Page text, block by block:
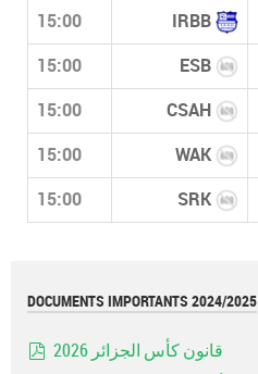
15:00 IRBB
15:00 ESB
15:00 CSAH
15:00 WAK
15:00 SRK
DOCUMENTS IMPORTANTS 2024/2025
قانون كأس الجزائر 2026